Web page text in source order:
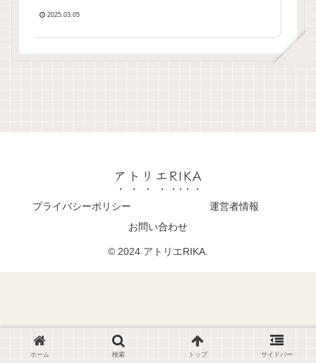
2025.03.05
アトリエRIKA
プライバシーポリシー
運営者情報
お問い合わせ
© 2024 アトリエRIKA.
ホーム 検索 トップ サイドバー